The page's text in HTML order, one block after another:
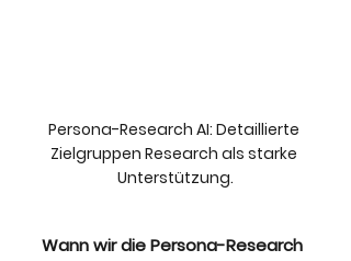
Persona-Research AI: Detaillierte
Zielgruppen Research als starke
Unterstützung.
Wann wir die Persona-Research